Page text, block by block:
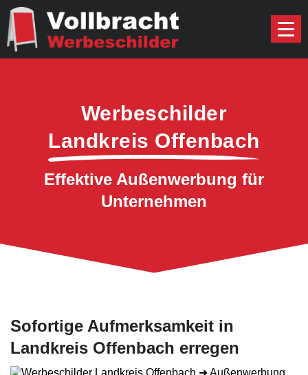
Werbeschilder
Landkreis Offenbach
Effektive Außenwerbung für
Unternehmen
Sofortige Aufmerksamkeit in
Landkreis Offenbach erregen